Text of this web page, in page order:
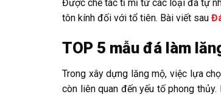
Được chế tác tỉ mỉ từ các loại đá tự
tôn kính đối với tổ tiên. Bài viết sau
TOP 5 mẫu đá làm
Trong xây dựng lăng mộ, việc lựa
còn liên quan đến yếu tố phong